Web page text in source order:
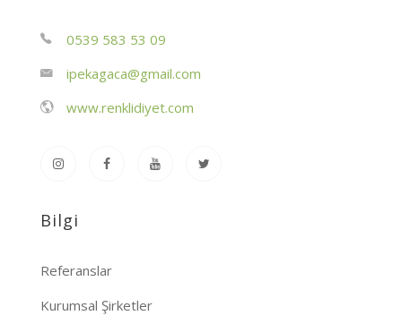
0539 583 53 09
ipekagaca@gmail.com
www.renklidiyet.com
Bilgi
Referanslar
Kurumsal Şirketler